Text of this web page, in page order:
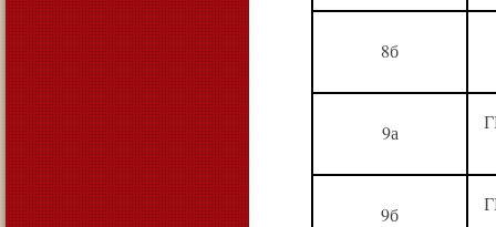
8б
9а
9б